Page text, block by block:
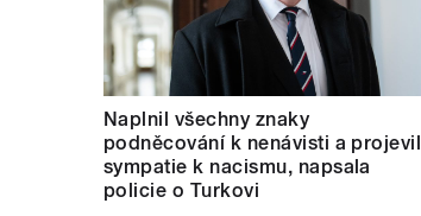
Naplnil všechny znaky
podněcování k nenávisti a projevil
sympatie k nacismu, napsala
policie o Turkovi